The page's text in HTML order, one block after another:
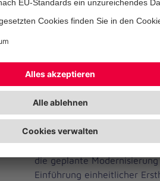
Landesregierung liefern.
Ehrenamt brauchen
symbolischer
anderem gesicherte
digitale Infrastruktur,
Einsatzkräfte sowie
für Ehrenamtliche.
BeimRettungsdienst
Ansätze für eine bessere
Notfallversorgung. Das
die geplante
Einführung einheitlicher